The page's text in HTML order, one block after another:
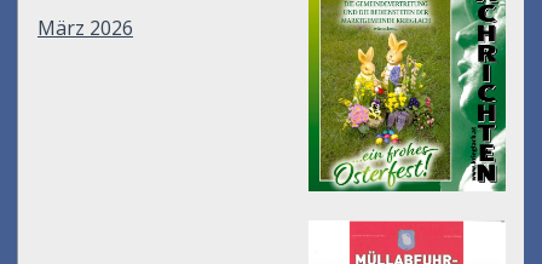
März 2026